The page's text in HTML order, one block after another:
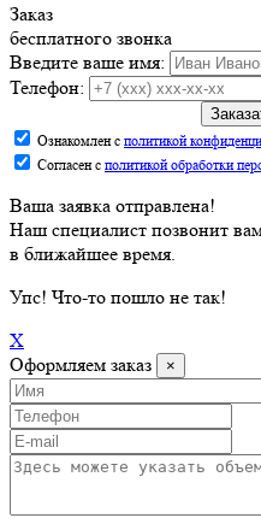
Заказ
бесплатного звонка
Введите ваше имя:
Телефон:
Ознакомлен с политикой
Согласен с политикой обработки
Ваша заявка отправлена!
Наш специалист позвонит
в ближайшее время.
Упс! Что-то пошло не так!
X
Оформляем заказ
×